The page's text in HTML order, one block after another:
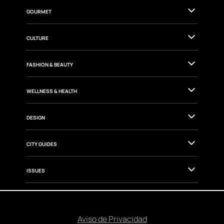
GOURMET
CULTURE
FASHION & BEAUTY
WELLNESS & HEALTH
DESIGN
CITY GUIDES
ISSUES
Aviso de Privacidad